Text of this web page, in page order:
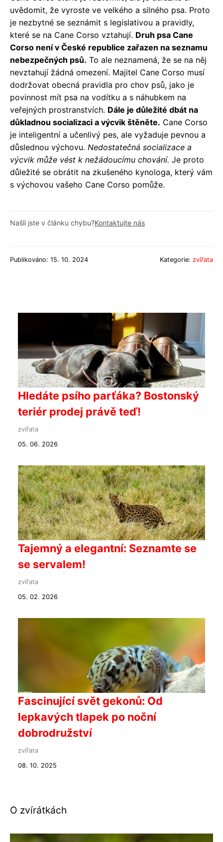
uvědomit, že vyroste ve velkého a silného psa. Proto
je nezbytné se seznámit s legislativou a pravidly,
které se na Cane Corso vztahují. Druh psa Cane
Corso není v České republice zařazen na seznamu
nebezpečných psů. To ale neznamená, že se na něj
nevztahují žádná omezení. Majitel Cane Corso musí
dodržovat obecná pravidla pro chov psů, jako je
povinnost mít psa na vodítku a s náhubkem na
veřejných prostranstvích. Dále je důležité dbát na
důkladnou socializaci a výcvik štěněte. Cane Corso
je inteligentní a učenlivý pes, ale vyžaduje pevnou a
důslednou výchovu. Nedostatečná socializace a
výcvik může vést k nežádoucímu chování. Je proto
důležité se obrátit na zkušeného kynologa, který vám
s výchovou vašeho Cane Corso pomůže.
Našli jste v článku chybu?Kontaktujte nás
Publikováno: 15. 10. 2024 Kategorie: zvířata
Hledáte psího parťáka? Bostonský
teriér prodej právě teď!
zvířata
05. 06. 2026
Tajemný a elegantní: Seznamte se
se servalem!
zvířata
05. 02. 2026
Fascinující svět gekonů: Od
lepkavých tlapek po noční
dobrodružství
zvířata
08. 10. 2025
O zvírátkách